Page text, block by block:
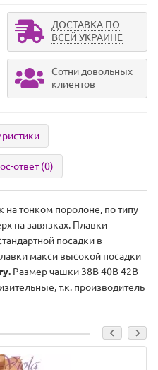
ДОСТАВКА ПО
ВСЕЙ УКРАИНЕ
Сотни довольных
клиентов
ответ(0)
тонком поролоне, по типу
на завязках. Плавки
посадки в
макси высокой посадки
Размер чашки 38B 40B 42B
т.к. производитель